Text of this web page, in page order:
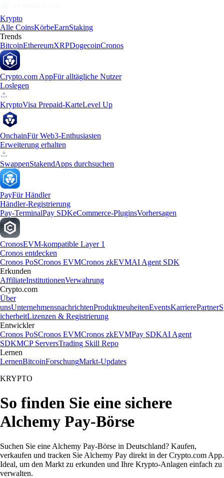
Krypto
Alle CoinsKörbeEarnStaking
Trends
BitcoinEthereumXRPDogecoinCronos
Crypto.com AppFür alltägliche Nutzer
Loslegen
KryptoVisa Prepaid-KarteLevel Up
OnchainFür Web3-Enthusiasten
Erweiterung erhalten
SwappenStakendApps durchsuchen
PayFür Händler
Händler-Registrierung
Pay-TerminalPay SDKeCommerce-PluginsVorhersagen
CronosEVM-kompatible Layer 1
Cronos entdecken
Cronos PoSCronos EVMCronos zkEVMAI Agent SDK
Erkunden
AffiliateInstitutionenVerwahrung
Crypto.com
Über
unsUnternehmensnachrichtenProduktneuheitenEventsKarrierePartnerS
icherheitLizenzen & Registrierung
Entwickler
Cronos PoSCronos EVMCronos zkEVMPay SDKAI Agent
SDKMCP ServersTrading Skill Repo
Lernen
LernenBitcoinForschungMarkt-Updates
KRYPTO
So finden Sie eine sichere
Alchemy Pay-Börse
Suchen Sie eine Alchemy Pay-Börse in Deutschland? Kaufen,
verkaufen und tracken Sie Alchemy Pay direkt in der Crypto.com App.
Ideal, um den Markt zu erkunden und Ihre Krypto-Anlagen einfach zu
verwalten.